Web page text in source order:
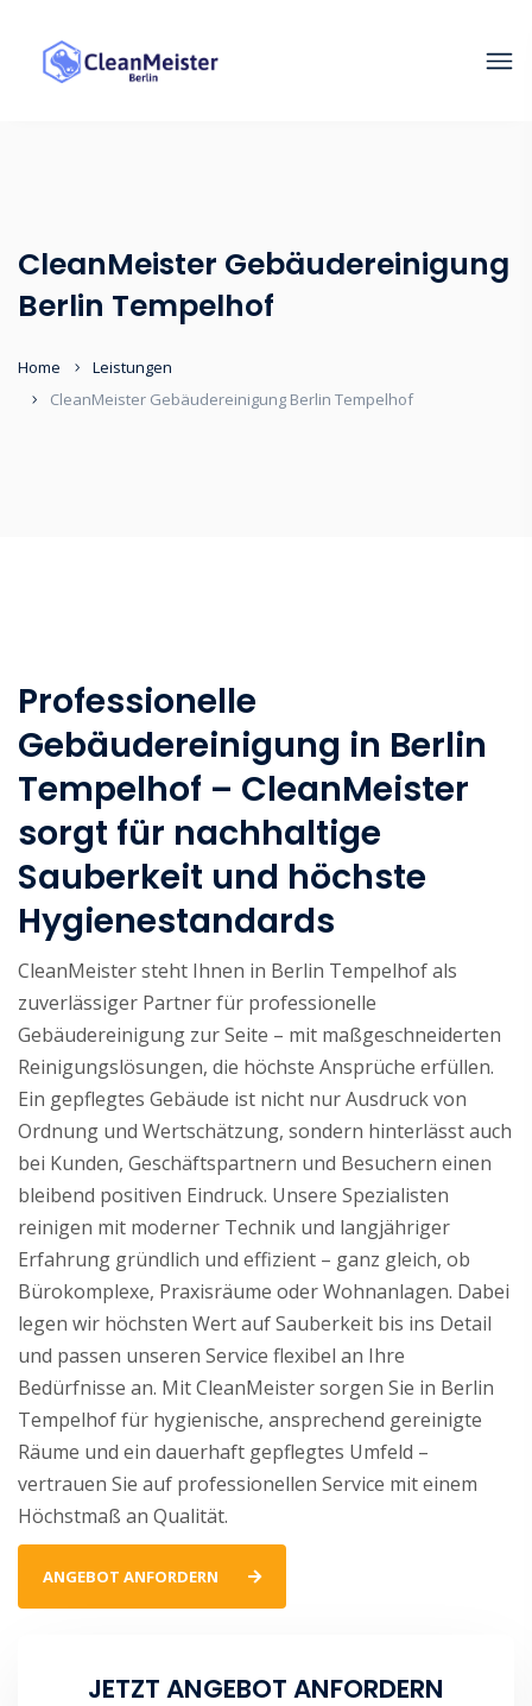
CleanMeister Gebäudereinigung
Berlin Tempelhof
Home
Leistungen
CleanMeister Gebäudereinigung Berlin Tempelhof
Professionelle
Gebäudereinigung in Berlin
Tempelhof – CleanMeister
sorgt für nachhaltige
Sauberkeit und höchste
Hygienestandards
CleanMeister steht Ihnen in Berlin Tempelhof als
zuverlässiger Partner für professionelle
Gebäudereinigung zur Seite – mit maßgeschneiderten
Reinigungslösungen, die höchste Ansprüche erfüllen.
Ein gepflegtes Gebäude ist nicht nur Ausdruck von
Ordnung und Wertschätzung, sondern hinterlässt auch
bei Kunden, Geschäftspartnern und Besuchern einen
bleibend positiven Eindruck. Unsere Spezialisten
reinigen mit moderner Technik und langjähriger
Erfahrung gründlich und effizient – ganz gleich, ob
Bürokomplexe, Praxisräume oder Wohnanlagen. Dabei
legen wir höchsten Wert auf Sauberkeit bis ins Detail
und passen unseren Service flexibel an Ihre
Bedürfnisse an. Mit CleanMeister sorgen Sie in Berlin
Tempelhof für hygienische, ansprechend gereinigte
Räume und ein dauerhaft gepflegtes Umfeld –
vertrauen Sie auf professionellen Service mit einem
Höchstmaß an Qualität.
ANGEBOT ANFORDERN
JETZT ANGEBOT ANFORDERN